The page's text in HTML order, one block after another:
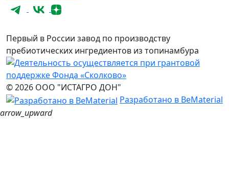
Первый в России завод по производству
пребиотических ингредиентов из топинамбура
© 2026 ООО "ИСТАГРО ДОН"
Разработано в BeMaterial
arrow_upward